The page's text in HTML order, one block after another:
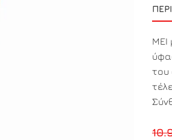
MEI
του